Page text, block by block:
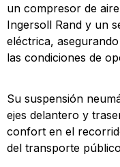
un compresor de
Ingersoll Rand y un
eléctrica,
las condiciones de
Su suspensión
ejes delantero y
confort en el
del transporte